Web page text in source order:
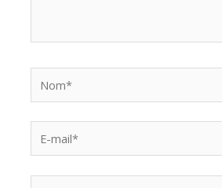
mail*